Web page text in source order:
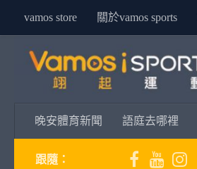
vamos store 關於vamos sports
晚安體育新聞 語庭去哪裡
跟隨：